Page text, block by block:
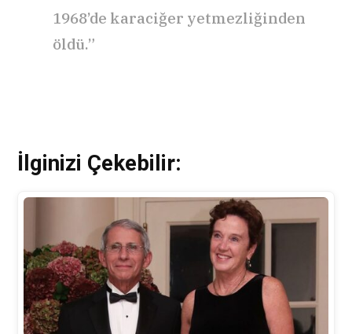
1968’de karaciğer yetmezliğinden
öldü.”
İlginizi Çekebilir: